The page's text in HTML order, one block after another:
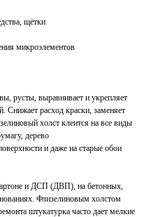
щётки
микроэлементов
русты, выравнивает и укрепляет
Снижает расход краски, заменяет
холст клеится на все виды
дерево
и даже на старые обои
и ДСП (ДВП), на бетонных,
Флизелиновым холстом
штукатурка часто дает мелкие